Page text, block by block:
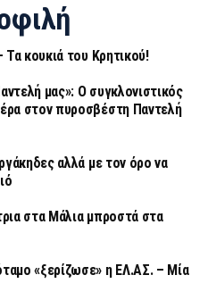
κουκιά του Κρητικού!
μας»: Ο συγκλονιστικός
στον πυροσβέστη Παντελή
αλλά με τον όρο να
στα Μάλια μπροστά στα
«ξερίζωσε» η ΕΛ.ΑΣ. – Μία